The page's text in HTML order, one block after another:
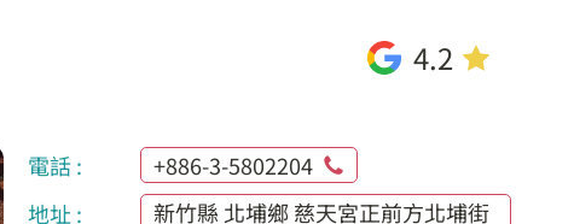
4.2
電話 :
+886-3-5802204
地址 :
新竹縣 北埔鄉 慈天宮正前方北埔街